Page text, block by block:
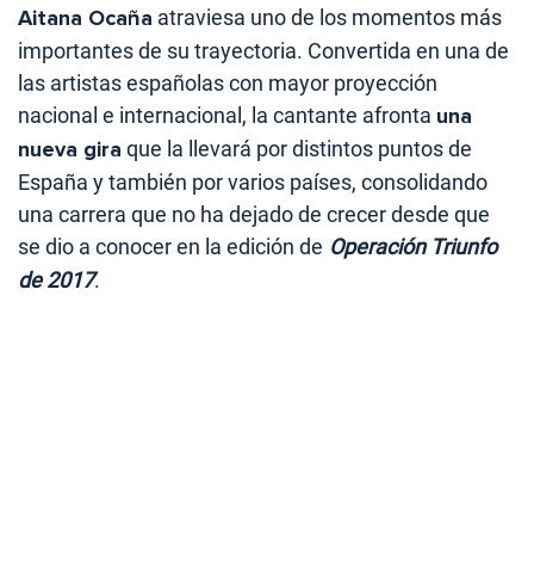
Aitana Ocaña atraviesa uno de los momentos más
importantes de su trayectoria. Convertida en una de
las artistas españolas con mayor proyección
nacional e internacional, la cantante afronta una
nueva gira que la llevará por distintos puntos de
España y también por varios países, consolidando
una carrera que no ha dejado de crecer desde que
se dio a conocer en la edición de Operación Triunfo
de 2017.